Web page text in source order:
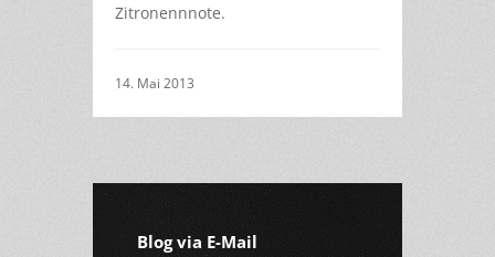
Zitronennnote.
14. Mai 2013
Blog via E-Mail